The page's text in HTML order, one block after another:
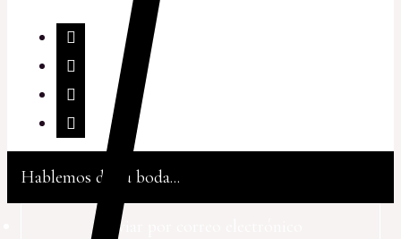
Hablemos de tu boda...
Enviar por correo electrónico